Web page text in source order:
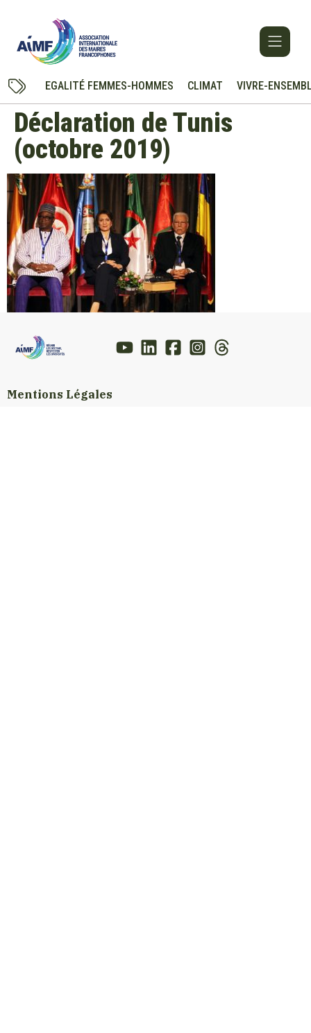
EGALITÉ FEMMES-HOMMES CLIMAT VIVRE-
Déclaration de Tunis
(octobre 2019)
Mentions Légales